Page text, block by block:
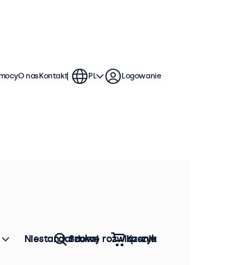
VGA
Sortowanie: Popularność
O nasKontakt PL Logowanie
Niestandardowe rozwiązania
Szukaj Koszyk